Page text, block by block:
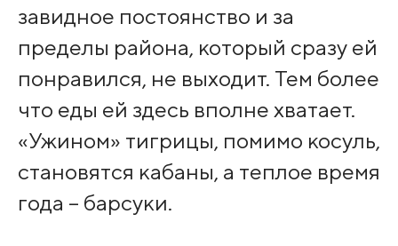
завидное постоянство и за
пределы района, который сразу ей
понравился, не выходит. Тем более
что еды ей здесь вполне хватает.
«Ужином» тигрицы, помимо косуль,
становятся кабаны, а теплое время
года – барсуки.